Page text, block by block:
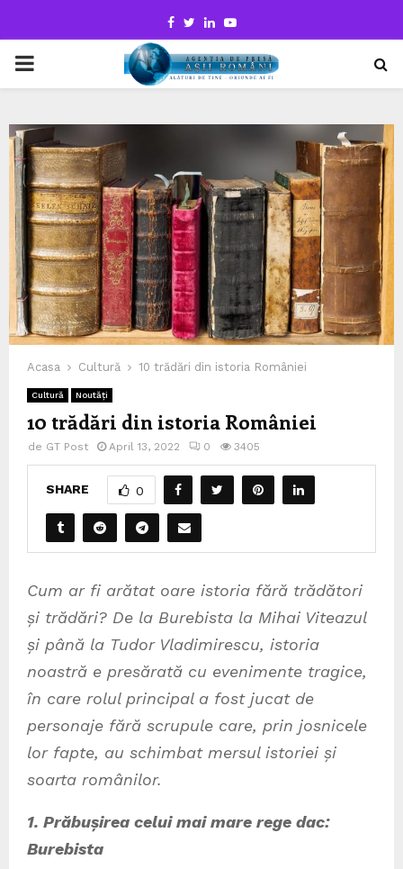
Facebook
TwitterLinkedinYoutube
PRIMARY
Acasa Cultură 10 trădări din istoria României
Cultură Noutăți
10 trădări din istoria României
de GT Post April 13, 2022 0 3405
SHARE 0
Cum ar fi arătat oare istoria fără trădători
și trădări? De la Burebista la Mihai Viteazul
și până la Tudor Vladimirescu, istoria
noastră e presărată cu evenimente tragice,
în care rolul principal a fost jucat de
personaje fără scrupule care, prin josnicele
lor fapte, au schimbat mersul istoriei și
soarta românilor.
1. Prăbușirea celui mai mare rege dac:
Burebista